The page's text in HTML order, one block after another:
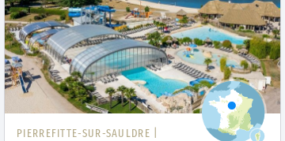
PIERREFITTE-SUR-SAULDRE |